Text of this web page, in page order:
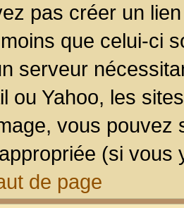
pas créer un
que celui-ci
serveur
ou Yahoo, les
vous pouvez
(si vous
de page